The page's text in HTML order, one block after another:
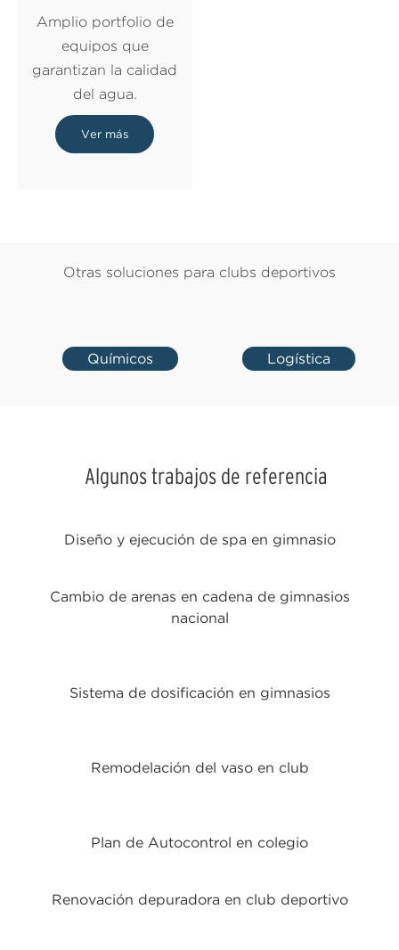
Amplio portfolio de
equipos que
garantizan la calidad
del agua.
Ver más
Otras soluciones para clubs deportivos
Químicos Logística
Algunos trabajos de referencia
Diseño y ejecución de spa en gimnasio
Renovación depuradora en club deportivo
Cambio de arenas en cadena de gimnasios
nacional
Sistema de dosificación en gimnasios
Remodelación del vaso en club
Plan de Autocontrol en colegio